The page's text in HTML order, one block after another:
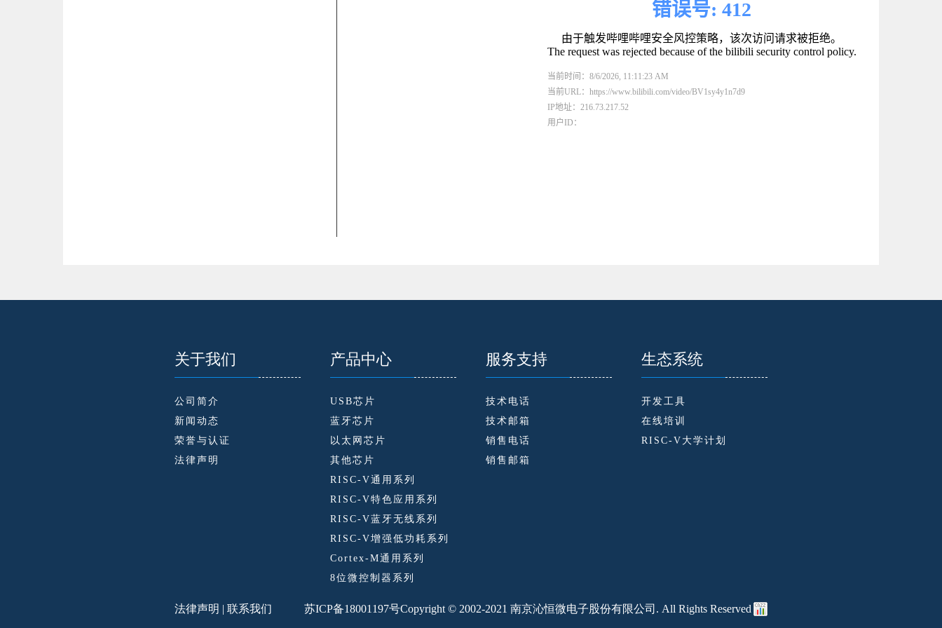
关于我们
公司简介
新闻动态
荣誉与认证
法律声明
产品中心
USB芯片
蓝牙芯片
以太网芯片
其他芯片
RISC-V通用系列
RISC-V特色应用系列
RISC-V蓝牙无线系列
RISC-V增强低功耗系列
Cortex-M通用系列
8位微控制器系列
服务支持
技术电话
技术邮箱
销售电话
销售邮箱
生态系统
开发工具
在线培训
RISC-V大学计划
法律声明 | 联系我们 苏ICP备18001197号Copyright © 2002-2021 南京沁恒微电子股份有限公司. All Rights Reserved